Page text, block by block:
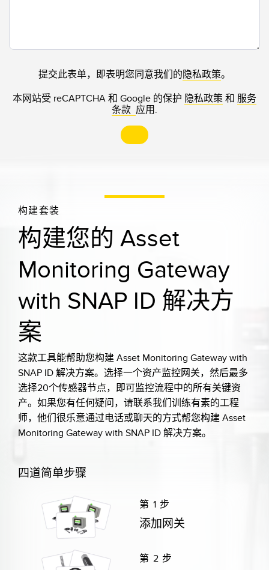
提交此表单，即表明您同意我们的隐私政策。
本网站受 reCAPTCHA 和 Google 的保护 隐私政策 和 服务
条款 应用.
构建套装
构建您的 Asset
Monitoring Gateway
with SNAP ID 解决方
案
这款工具能帮助您构建 Asset Monitoring Gateway with
SNAP ID 解决方案。选择一个资产监控网关，然后最多
选择20个传感器节点，即可监控流程中的所有关键资
产。如果您有任何疑问，请联系我们训练有素的工程
师，他们很乐意通过电话或聊天的方式帮您构建 Asset
Monitoring Gateway with SNAP ID 解决方案。
四道简单步骤
第 1 步
添加网关
第 2 步